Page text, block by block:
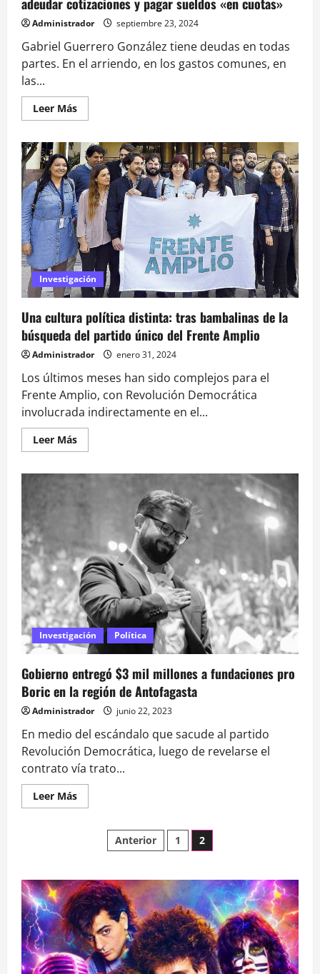
Administrador septiembre 23, 2024
Gabriel Guerrero González tiene deudas en todas
partes. En el arriendo, en los gastos comunes, en
las...
Leer MásLeer
más
Pese
a
millonarias
ganancias:
indagan
a
notario
por
adeudar
cotizaciones
y
pagar
sueldos
«en
cuotas»
Investigación
Una cultura política distinta: tras bambalinas de la
búsqueda del partido único del Frente Amplio
Administrador enero 31, 2024
Los últimos meses han sido complejos para el
Frente Amplio, con Revolución Democrática
involucrada indirectamente en el...
Leer MásLeer
más
<strong>Una
distinta:
la
búsqueda
del
partido
único
del
Frente
Amplio</strong>
Investigación Política
Gobierno entregó $3 mil millones a fundaciones pro
Boric en la región de Antofagasta
Administrador junio 22, 2023
En medio del escándalo que sacude al partido
Revolución Democrática, luego de revelarse el
contrato vía trato...
Leer MásLeer
más
<strong>Gobierno
a
fundaciones
pro
Boric
en
la
región
de
Antofagasta</strong>
Paginación
de
entradas
Anterior 1 2